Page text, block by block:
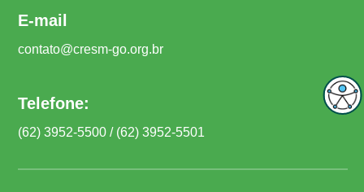
E-mail
contato@cresm-go.org.br
Telefone:
(62) 3952-5500 / (62) 3952-5501